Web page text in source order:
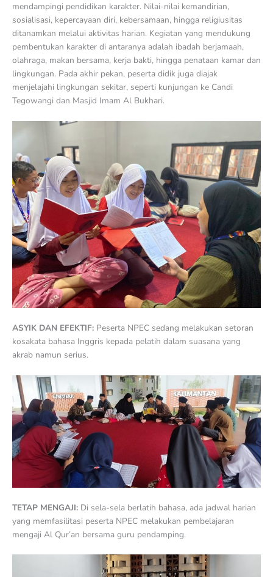
mendampingi pendidikan karakter. Nilai-nilai kemandirian,
sosialisasi, kepercayaan diri, kebersamaan, hingga religiusitas
ditanamkan melalui aktivitas harian. Kegiatan yang mendukung
pembentukan karakter di antaranya adalah ibadah berjamaah,
olahraga, makan bersama, kerja bakti, hingga penataan kamar dan
lingkungan. Pada akhir pekan, peserta didik juga diajak
menjelajahi lingkungan sekitar, seperti kunjungan ke Candi
Tegowangi dan Masjid Imam Al Bukhari.
ASYIK DAN EFEKTIF: Peserta NPEC sedang melakukan setoran
kosakata bahasa Inggris kepada pelatih dalam suasana yang
akrab namun serius.
TETAP MENGAJI: Di sela-sela berlatih bahasa, ada jadwal harian
yang memfasilitasi peserta NPEC melakukan pembelajaran
mengaji Al Qur’an bersama guru pendamping.